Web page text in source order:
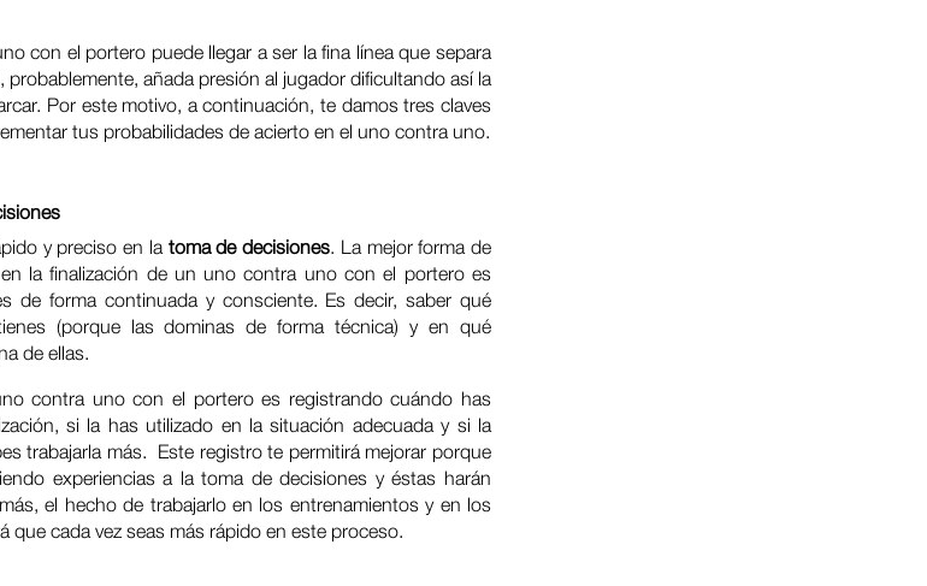
con el portero puede llegar a ser la fina línea que separa
probablemente, añada presión al jugador dificultando así la
Por este motivo, a continuación, te damos tres claves
tus probabilidades de acierto en el uno contra uno.
y preciso en la toma de decisiones . La mejor forma de
la finalización de un uno contra uno con el portero es
de forma continuada y consciente. Es decir, saber qué
(porque las dominas de forma técnica) y en qué
de ellas.
contra uno con el portero es registrando cuándo has
si la has utilizado en la situación adecuada y si la
trabajarla más. Este registro te permitirá mejorar porque
experiencias a la toma de decisiones y éstas harán
el hecho de trabajarlo en los entrenamientos y en los
que cada vez seas más rápido en este proceso.